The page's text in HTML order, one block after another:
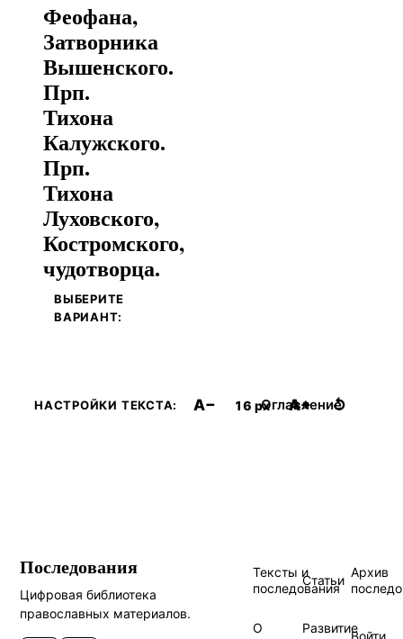
Феофана,
Затворника
Вышенского.
Прп.
Тихона
Калужского.
Прп.
Тихона
Луховского,
Костромского,
чудотворца.
ВЫБЕРИТЕ
ВАРИАНТ:
НАСТРОЙКИ ТЕКСТА: A− 16 px A+ ↺
Оглавление
Последования
Цифровая библиотека
православных материалов.
Тексты и
последования
Статьи
Архив
О
Развитие
Войти